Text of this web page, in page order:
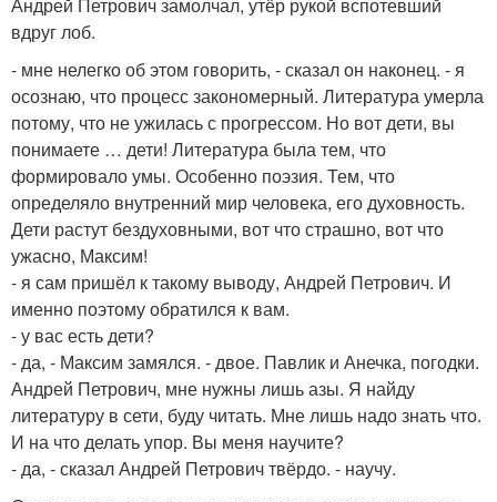
вдруг лоб.
- мне нелегко об этом говорить, - сказал он наконец. - я
осознаю, что процесс закономерный. Литература умерла
потому, что не ужилась с прогрессом. Но вот дети, вы
понимаете … дети! Литература была тем, что
формировало умы. Особенно поэзия. Тем, что
определяло внутренний мир человека, его духовность.
Дети растут бездуховными, вот что страшно, вот что
ужасно, Максим!
- я сам пришёл к такому выводу, Андрей Петрович. И
именно поэтому обратился к вам.
- у вас есть дети?
- да, - Максим замялся. - двое. Павлик и Анечка, погодки.
Андрей Петрович, мне нужны лишь азы. Я найду
литературу в сети, буду читать. Мне лишь надо знать что.
И на что делать упор. Вы меня научите?
- да, - сказал Андрей Петрович твёрдо. - научу.